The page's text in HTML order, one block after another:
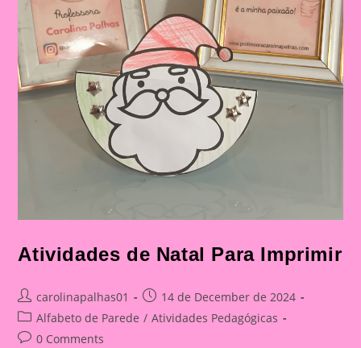
Atividades de Natal Para Imprimir
Post
author:
carolinapalhas01
Post
published:
14 de December de 2024
Post
category:
Alfabeto de Parede / Atividades Pedagógicas
Post0 Comments